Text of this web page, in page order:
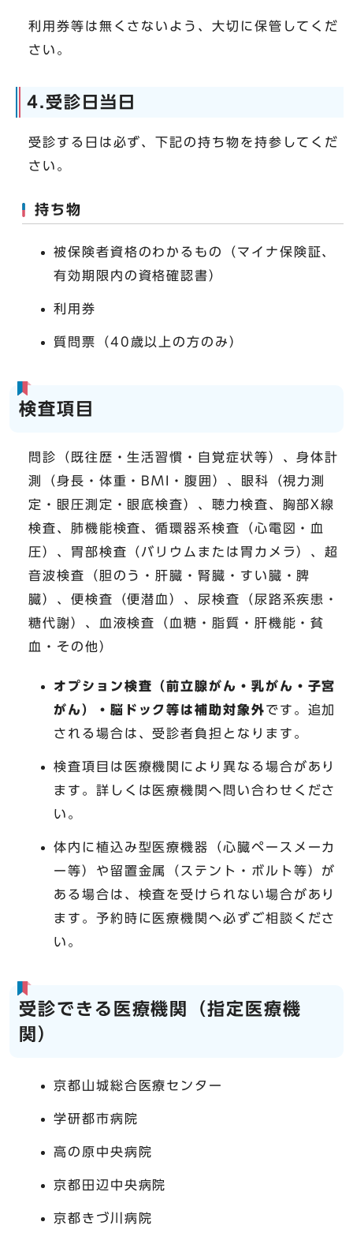
利用券等は無くさないよう、大切に保管してくだ
さい。
4.受診日当日
受診する日は必ず、下記の持ち物を持参してくだ
さい。
持ち物
被保険者資格のわかるもの（マイナ保険証、
有効期限内の資格確認書）
利用券
質問票（40歳以上の方のみ）
検査項目
問診（既往歴・生活習慣・自覚症状等）、身体計
測（身長・体重・BMI・腹囲）、眼科（視力測
定・眼圧測定・眼底検査）、聴力検査、胸部X線
検査、肺機能検査、循環器系検査（心電図・血
圧）、胃部検査（バリウムまたは胃カメラ）、超
音波検査（胆のう・肝臓・腎臓・すい臓・脾
臓）、便検査（便潜血）、尿検査（尿路系疾患・
糖代謝）、血液検査（血糖・脂質・肝機能・貧
血・その他）
オプション検査（前立腺がん・乳がん・子宮
がん）・脳ドック等は補助対象外です。追加
される場合は、受診者負担となります。
検査項目は医療機関により異なる場合があり
ます。詳しくは医療機関へ問い合わせくださ
い。
体内に植込み型医療機器（心臓ペースメーカ
ー等）や留置金属（ステント・ボルト等）が
ある場合は、検査を受けられない場合があり
ます。予約時に医療機関へ必ずご相談くださ
い。
受診できる医療機関（指定医療機
関）
京都山城総合医療センター
学研都市病院
高の原中央病院
京都田辺中央病院
京都きづ川病院